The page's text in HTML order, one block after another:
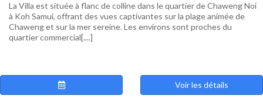
La Villa est située à flanc de colline dans le quartier de Chaweng Noi
à Koh Samui, offrant des vues captivantes sur la plage animée de
Chaweng et sur la mer sereine. Les environs sont proches du
quartier commercial[....]
Voir les détails